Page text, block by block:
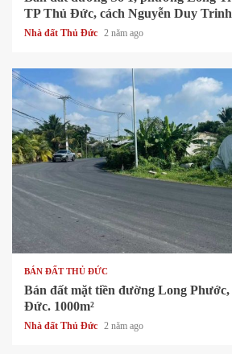
TP Thủ Đức, cách Nguyễn Duy
Nhà đất Thủ Đức 2 năm ago
1 min read
BÁN ĐẤT THỦ ĐỨC
Bán đất mặt tiền đường Long
Đức. 1000m²
Nhà đất Thủ Đức 2 năm ago